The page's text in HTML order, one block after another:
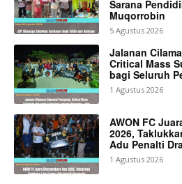
Sarana
Muqorrobin
5 Agustus 2026
Jalanan
Critical Mass
bagi Seluruh
1 Agustus 2026
AWON FC
2026,
Adu Penalti
1 Agustus 2026